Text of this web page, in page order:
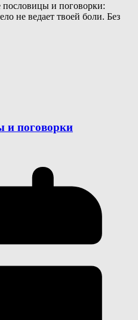
и поговорки:
не ведает твоей боли. Без
и поговорки